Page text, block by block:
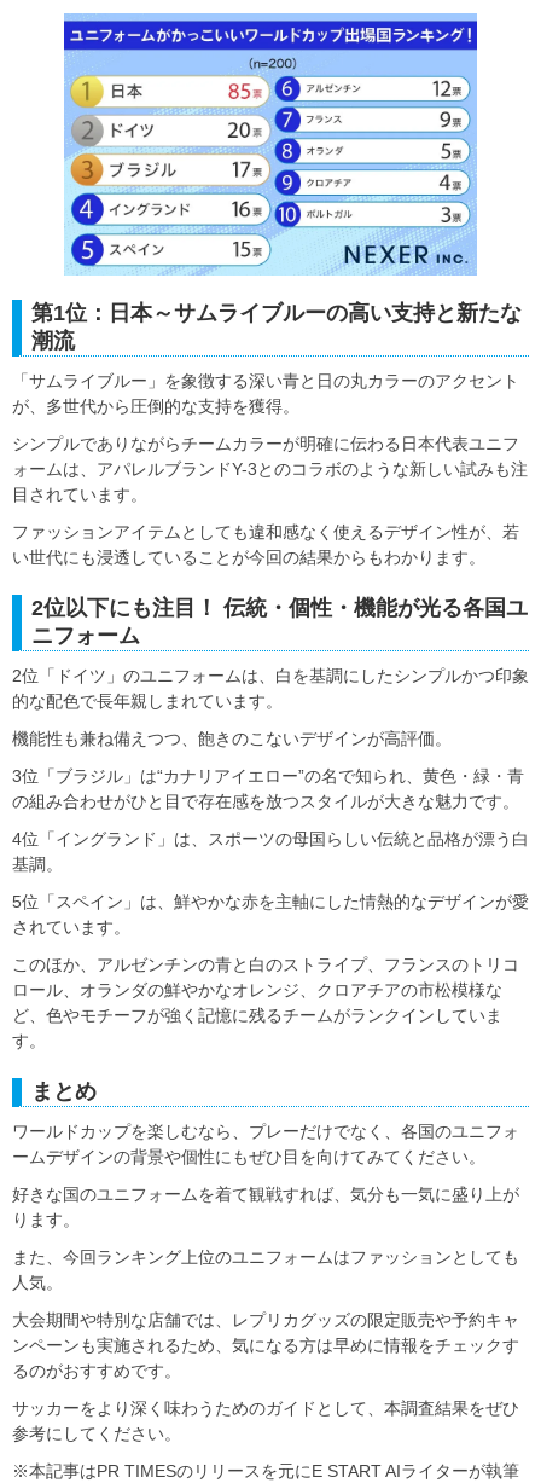
第1位：日本～サムライブルーの高い支持と新たな
潮流
「サムライブルー」を象徴する深い青と日の丸カラーのアクセント
が、多世代から圧倒的な支持を獲得。
シンプルでありながらチームカラーが明確に伝わる日本代表ユニフ
ォームは、アパレルブランドY-3とのコラボのような新しい試みも注
目されています。
ファッションアイテムとしても違和感なく使えるデザイン性が、若
い世代にも浸透していることが今回の結果からもわかります。
2位以下にも注目！ 伝統・個性・機能が光る各国ユ
ニフォーム
2位「ドイツ」のユニフォームは、白を基調にしたシンプルかつ印象
的な配色で長年親しまれています。
機能性も兼ね備えつつ、飽きのこないデザインが高評価。
3位「ブラジル」は“カナリアイエロー”の名で知られ、黄色・緑・青
の組み合わせがひと目で存在感を放つスタイルが大きな魅力です。
4位「イングランド」は、スポーツの母国らしい伝統と品格が漂う白
基調。
5位「スペイン」は、鮮やかな赤を主軸にした情熱的なデザインが愛
されています。
このほか、アルゼンチンの青と白のストライプ、フランスのトリコ
ロール、オランダの鮮やかなオレンジ、クロアチアの市松模様な
ど、色やモチーフが強く記憶に残るチームがランクインしていま
す。
まとめ
ワールドカップを楽しむなら、プレーだけでなく、各国のユニフォ
ームデザインの背景や個性にもぜひ目を向けてみてください。
好きな国のユニフォームを着て観戦すれば、気分も一気に盛り上が
ります。
また、今回ランキング上位のユニフォームはファッションとしても
人気。
大会期間や特別な店舗では、レプリカグッズの限定販売や予約キャ
ンペーンも実施されるため、気になる方は早めに情報をチェックす
るのがおすすめです。
サッカーをより深く味わうためのガイドとして、本調査結果をぜひ
参考にしてください。
※本記事はPR TIMESのリリースを元にE START AIライターが執筆